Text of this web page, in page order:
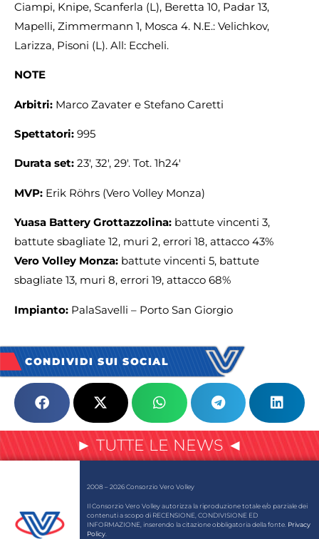
Ciampi, Knipe, Scanferla (L), Beretta 10, Padar 13,
Mapelli, Zimmermann 1, Mosca 4. N.E.: Velichkov,
Larizza, Pisoni (L). All: Eccheli.
NOTE
Arbitri: Marco Zavater e Stefano Caretti
Spettatori: 995
Durata set: 23′, 32′, 29′. Tot. 1h24′
MVP: Erik Röhrs (Vero Volley Monza)
Yuasa Battery Grottazzolina: battute vincenti 3,
battute sbagliate 12, muri 2, errori 18, attacco 43%
Vero Volley Monza: battute vincenti 5, battute
sbagliate 13, muri 8, errori 19, attacco 68%
Impianto: PalaSavelli – Porto San Giorgio
CONDIVIDI SUI SOCIAL
► TUTTE LE NEWS ◄
2008 – 2026 Consorzio Vero Volley
Il Consorzio Vero Volley autorizza la riproduzione totale e/o parziale dei
contenuti a scopo di RECENSIONE, CONDIVISIONE ED
INFORMAZIONE, inserendo la citazione obbligatoria della fonte. Privacy
Policy.